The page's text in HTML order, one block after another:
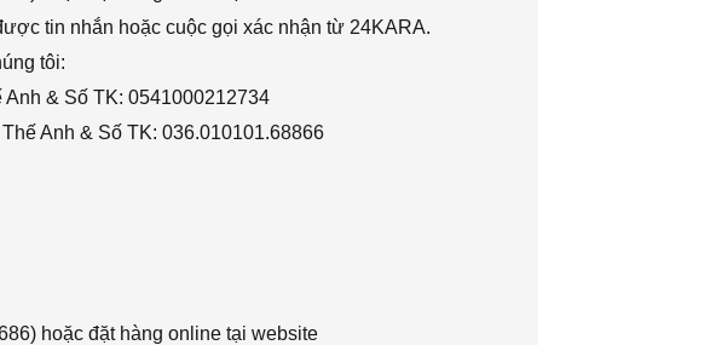
tin nhắn hoặc cuộc gọi xác nhận từ 24KARA.
tôi:
& Số TK: 0541000212734
Anh & Số TK: 036.010101.68866
hoặc đặt hàng online tại website